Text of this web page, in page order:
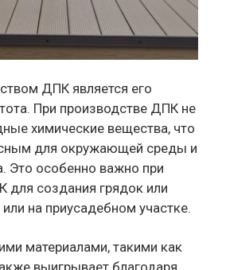
ДПК является его
При производстве ДПК не
химические вещества, что
для окружающей среды и
Это особенно важно при
для создания грядок или
на приусадебном участке.
материалами, такими как